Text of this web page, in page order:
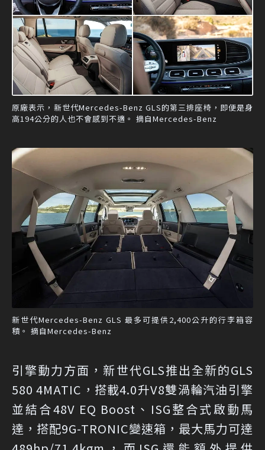
原廠表示，新世代Mercedes-Benz GLS的第三排座椅，即便是身
高194公分的人也不會感到不適。 摘自Mercedes-Benz
新世代Mercedes-Benz GLS 最多可提供2,400公升的行李箱容
積。 摘自Mercedes-Benz
引擎動力方面，新世代GLS推出全新的GLS
580 4MATIC，搭載4.0升V8雙渦輪汽油引擎
並結合48V EQ Boost、ISG整合式啟動馬
達，搭配9G-TRONIC變速箱，最大馬力可達